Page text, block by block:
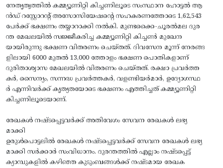
നേതൃത്വത്തില്‍ കമ്മ്യൂണിറ്റി കിച്ചണിലൂടെ സംസ്ഥാന ഹോട്ടല്‍ ആ
ന്‍ഡ് റസ്റ്റോറന്റ് അസോസിയേഷന്റെ സഹകരണത്തോടെ 1,62,543
പേര്‍ക്ക് ഭക്ഷണം തയ്യാറാക്കി നല്‍കി. മുണ്ടക്കൈ-ചൂരല്‍മല ദുര
ന്ത മേഖലയില്‍ സജ്ജീകരിച്ച കമ്മ്യൂണിറ്റി കിച്ചണ്‍ മുഖേന
യായിരുന്നു ഭക്ഷണ വിതരണം ചെയ്തത്. ദിവസേന മൂന്ന് നേരങ്ങ
ളിലായി 6000 മുതല്‍ 13,000 ത്തോളം ഭക്ഷണ പൊതികളാണ്
ദുരിതാശ്വാസ മേഖലയില്‍ വിതരണം ചെയ്തത്. രക്ഷാ പ്രവര്‍ത്ത
കര്‍, സൈന്യം, സന്നദ്ധ പ്രവര്‍ത്തകര്‍, വളണ്ടിയര്‍മാര്‍, ഉദ്യോഗസ്ഥ
ര്‍ എന്നിവര്‍ക്ക് കൃത്യതയോടെ ഭക്ഷണം എത്തിച്ചത് കമ്മ്യൂണിറ്റി
കിച്ചണിലൂടെയാണ്.
രേഖകള്‍ നഷ്ടപ്പെട്ടവര്‍ക്ക് അതിവേഗം സേവന രേഖകള്‍ ലഭ്യ
മാക്കി
ഉരുള്‍പൊട്ടലില്‍ രേഖകള്‍ നഷ്ടപ്പെട്ടവര്‍ക്ക് സേവന രേഖകള്‍ ലഭ്യ
മാക്കി സര്‍ക്കാര്‍ സംവിധാനം. ദുരന്തത്തില്‍ എല്ലാം നഷ്ടപ്പെട്ട്
ക്യാമ്പുകളില്‍ കഴിഞ്ഞ കുടുംബങ്ങള്‍ക്ക് നഷ്ടമായ രേഖക